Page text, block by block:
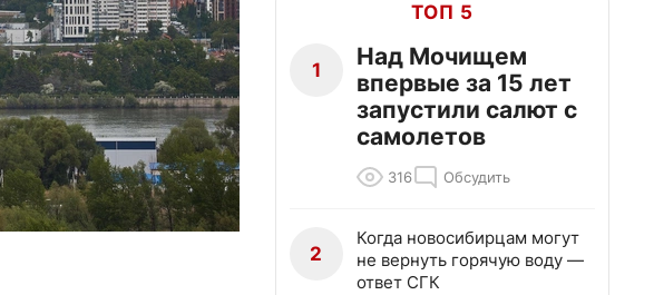
ТОП 5
1
Над Мочищем
впервые за 15 лет
запустили салют с
самолетов
316 Обсудить
2
Когда новосибирцам могут
не вернуть горячую воду —
ответ СГК